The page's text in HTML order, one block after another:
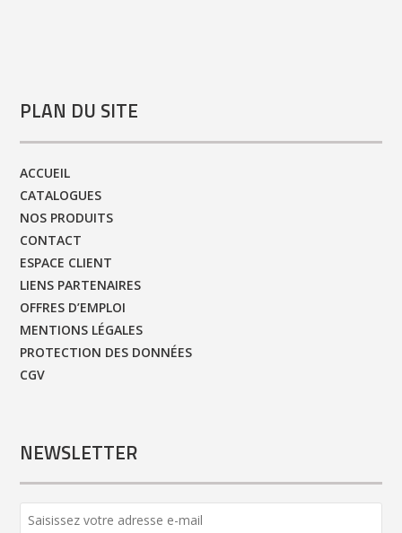
PLAN DU SITE
ACCUEIL
CATALOGUES
NOS PRODUITS
CONTACT
ESPACE CLIENT
LIENS PARTENAIRES
OFFRES D’EMPLOI
MENTIONS LÉGALES
PROTECTION DES DONNÉES
CGV
NEWSLETTER